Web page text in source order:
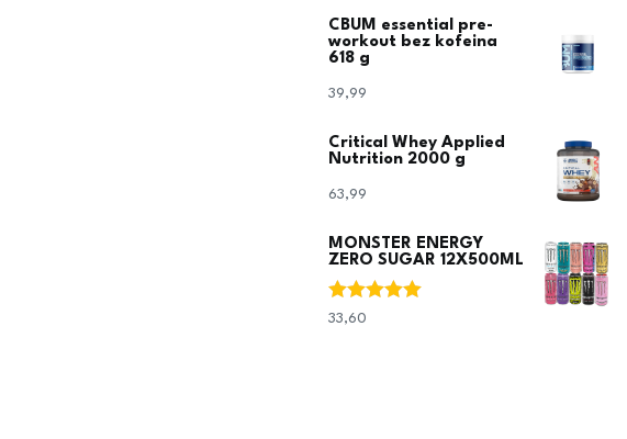
CBUM essential pre-
workout bez kofeina
618 g
39,99
Critical Whey Applied
Nutrition 2000 g
63,99
MONSTER ENERGY
ZERO SUGAR 12X500ML
Ocjenjeno
33,60